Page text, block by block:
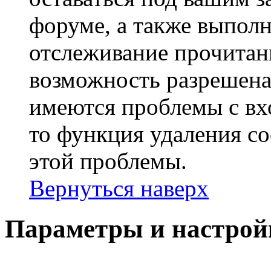
форуме, а также
отслеживание
возможность
имеются проблемы с
то функция удаления
этой проблемы.
Вернуться наверх
Параметры и